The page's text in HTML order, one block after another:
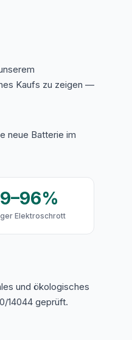
Kaufs zu zeigen —
neue Batterie im
Elektroschrott
und ökologisches
14044 geprüft.